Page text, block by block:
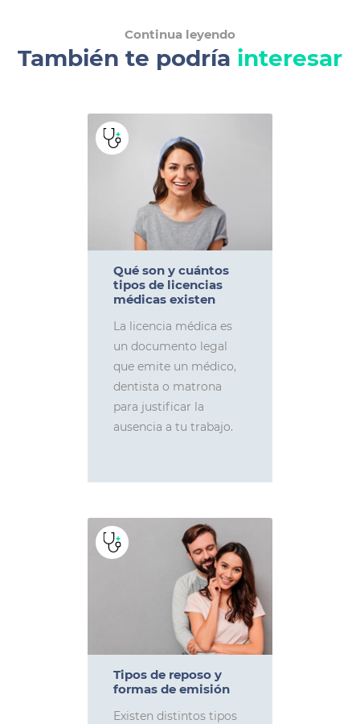
Continua leyendo
También te podría interesar
Qué son y cuántos
tipos de licencias
médicas existen
La licencia médica es
un documento legal
que emite un médico,
dentista o matrona
para justificar la
ausencia a tu trabajo.
Tipos de reposo y
formas de emisión
Existen distintos tipos